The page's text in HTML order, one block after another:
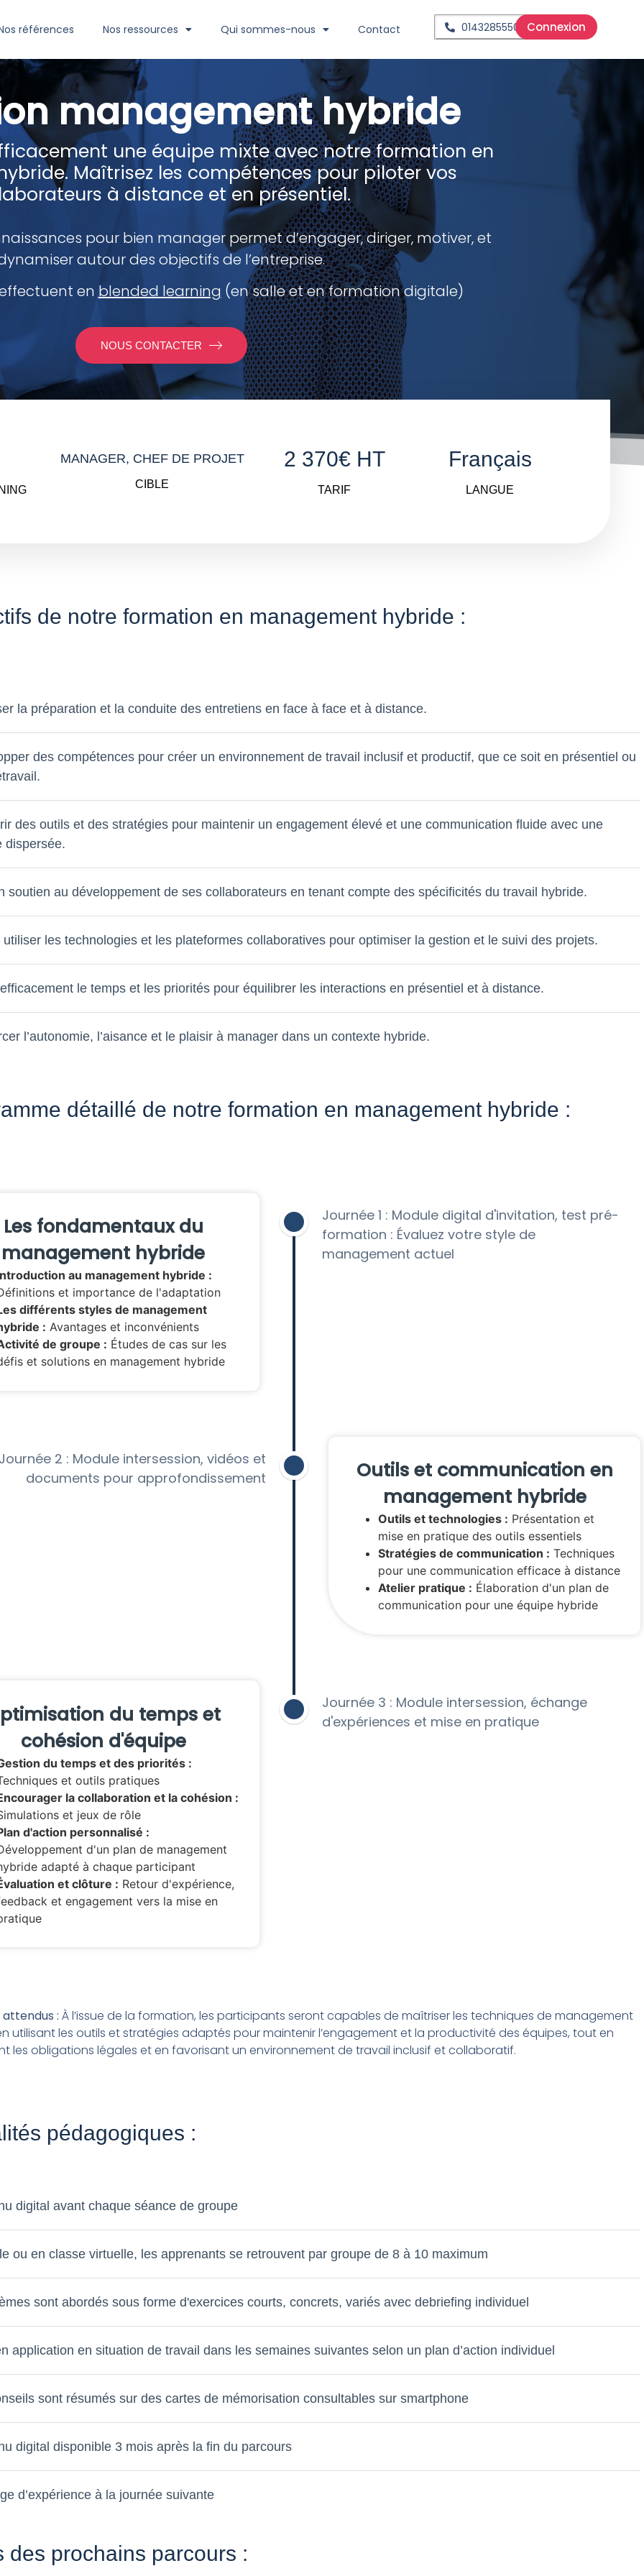
références Nos ressources Qui sommes-nous Contact 0143285550 Connexion
management hybride
une équipe mixte avec notre formation en
Maîtrisez les compétences pour piloter vos
à distance et en présentiel.
pour bien manager permet d’engager, diriger, motiver, et
autour des objectifs de l’entreprise.
en blended learning (en salle et en formation digitale)
NOUS CONTACTER
MANAGER, CHEF DE PROJET
CIBLE
2 370€ HT
TARIF
Français
LANGUE
de notre formation en management hybride :
la préparation et la conduite des entretiens en face à face et à distance.
des compétences pour créer un environnement de travail inclusif et productif, que ce soit en présentiel ou
des outils et des stratégies pour maintenir un engagement élevé et une communication fluide avec une
dispersée.
soutien au développement de ses collaborateurs en tenant compte des spécificités du travail hybride.
utiliser les technologies et les plateformes collaboratives pour optimiser la gestion et le suivi des projets.
le temps et les priorités pour équilibrer les interactions en présentiel et à distance.
l’autonomie, l’aisance et le plaisir à manager dans un contexte hybride.
détaillé de notre formation en management hybride :
Les fondamentaux du
management hybride
au management hybride :
et importance de l'adaptation
différents styles de management
: Avantages et inconvénients
de groupe : Études de cas sur les
et solutions en management hybride
Journée 1 : Module digital d'invitation, test pré-
formation : Évaluez votre style de
management actuel
Outils et communication en
management hybride
Outils et technologies : Présentation et
mise en pratique des outils essentiels
Stratégies de communication : Techniques
pour une communication efficace à distance
Atelier pratique : Élaboration d'un plan de
communication pour une équipe hybride
2 : Module intersession, vidéos et
documents pour approfondissement
du temps et
cohésion d'équipe
du temps et des priorités :
et outils pratiques
la collaboration et la cohésion :
et jeux de rôle
d'action personnalisé :
d'un plan de management
adapté à chaque participant
et clôture : Retour d'expérience,
et engagement vers la mise en
Journée 3 : Module intersession, échange
d'expériences et mise en pratique
: À l’issue de la formation, les participants seront capables de maîtriser les techniques de management
utilisant les outils et stratégies adaptés pour maintenir l’engagement et la productivité des équipes, tout en
les obligations légales et en favorisant un environnement de travail inclusif et collaboratif.
pédagogiques :
digital avant chaque séance de groupe
ou en classe virtuelle, les apprenants se retrouvent par groupe de 8 à 10 maximum
sont abordés sous forme d'exercices courts, concrets, variés avec debriefing individuel
application en situation de travail dans les semaines suivantes selon un plan d’action individuel
sont résumés sur des cartes de mémorisation consultables sur smartphone
digital disponible 3 mois après la fin du parcours
d’expérience à la journée suivante
des prochains parcours :